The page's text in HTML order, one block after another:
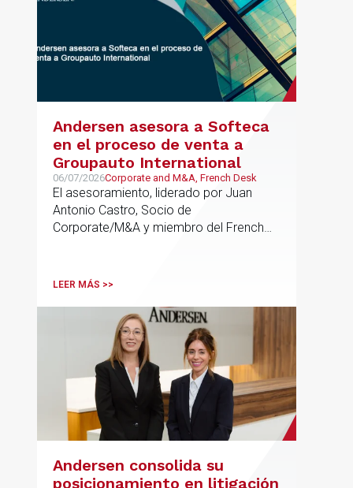
Andersen asesora a Softeca
en el proceso de venta a
Groupauto International
06/07/2026Corporate and M&A, French Desk
El asesoramiento, liderado por Juan
Antonio Castro, Socio de
Corporate/M&A y miembro del French
españolas que combinan los sectores
LEER MÁS >>
Andersen consolida su
posicionamiento en litigación